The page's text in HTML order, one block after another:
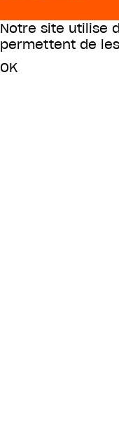
Notre site utilise
permettent de
OK